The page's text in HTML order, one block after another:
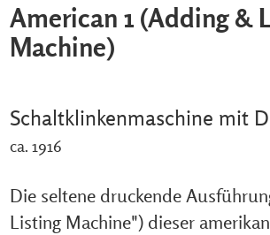
American 1 (Adding &
Machine)
Schaltklinkenmaschine mit
ca. 1916
Die seltene druckende
Listing Machine") dieser